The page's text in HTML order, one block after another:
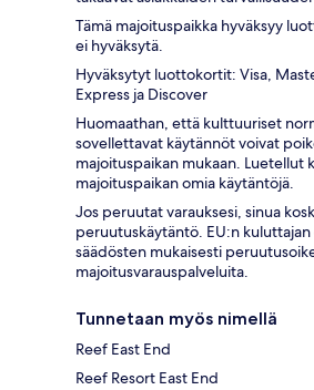
Tämä majoituspaikka hyväksyy
ei hyväksytä.
Hyväksytyt luottokortit: Visa,
Express ja Discover
Huomaathan, että kulttuuriset
sovellettavat käytännöt voivat
majoituspaikan mukaan. Luetellut
majoituspaikan omia käytäntöjä.
Jos peruutat varauksesi, sinua
peruutuskäytäntö. EU:n
säädösten mukaisesti
majoitusvarauspalveluita.
Tunnetaan myös nimellä
Reef East End
Reef Resort East End